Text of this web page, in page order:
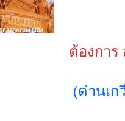
ต้องกา
(ด่านเ